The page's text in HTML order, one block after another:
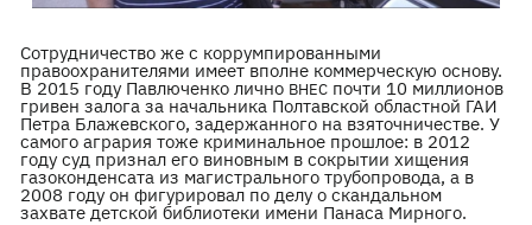
Сотрудничество же с коррумпированными
правоохранителями имеет вполне коммерческую основу.
В 2015 году Павлюченко лично ВНЕС почти 10 миллионов
гривен залога за начальника Полтавской областной ГАИ
Петра Блажевского, задержанного на взяточничестве. У
самого агрария тоже криминальное прошлое: в 2012
году суд признал его виновным в сокрытии хищения
газоконденсата из магистрального трубопровода, а в
2008 году он фигурировал по делу о скандальном
захвате детской библиотеки имени Панаса Мирного.